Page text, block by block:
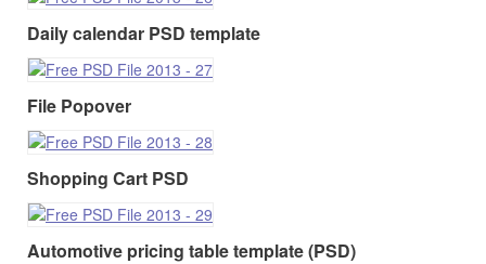
Daily calendar PSD template
File Popover
Shopping Cart PSD
Automotive pricing table template (PSD)